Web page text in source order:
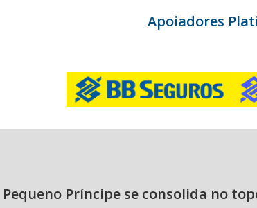
Apoiadores
Pequeno Príncipe se consolida no